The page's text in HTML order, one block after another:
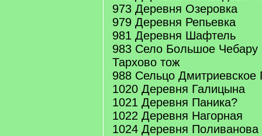
973 Деревня Озеровка
979 Деревня Репьевка
981 Деревня Шафтель
983 Село Большое Чебару
Тархово тож
988 Сельцо
1020 Деревня Галицына
1021 Деревня Паника?
1022 Деревня Нагорная
1024 Деревня Поливанова